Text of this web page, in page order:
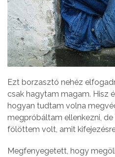
Ezt borzasztó nehéz
csak hagytam magam. Hisz
hogyan tudtam volna
megpróbáltam ellenkezni, de
fölöttem volt, amit
Megfenyegetett, hogy